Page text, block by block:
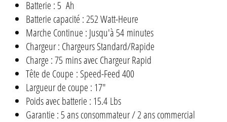
Batterie : 5 Ah
Batterie capacité : 252 Watt-Heure
Marche Continue : Jusqu'à 54 minutes
Chargeur : Chargeurs Standard/Rapide
Charge : 75 mins avec Chargeur Rapid
Tête de Coupe : Speed-Feed 400
Largueur de coupe : 17"
Poids avec batterie : 15.4 Lbs
Garantie : 5 ans consommateur / 2 ans commercial